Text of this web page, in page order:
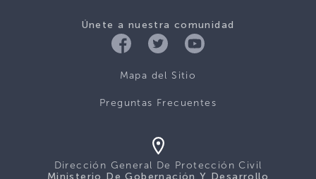
Únete a nuestra comunidad
Mapa del Sitio
Preguntas Frecuentes
Dirección General De Protección Civil
Ministerio De Gobernación Y Desarrollo